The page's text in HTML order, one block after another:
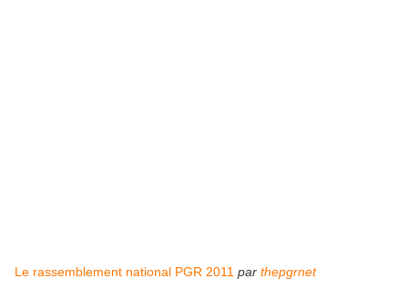
Le rassemblement national PGR 2011 par thepgrnet